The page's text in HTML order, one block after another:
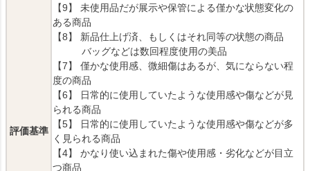
評価基準
【9】 未使用品だが展示や保管による僅かな状態変化の
ある商品
【8】 新品仕上げ済、もしくはそれ同等の状態の商品
バッグなどは数回程度使用の美品
【7】 僅かな使用感、微細傷はあるが、気にならない程
度の商品
【6】 日常的に使用していたような使用感や傷などが見
られる商品
【5】 日常的に使用していたような使用感や傷などが多
く見られる商品
【4】 かなり使い込まれた傷や使用感・劣化などが目立
つ商品